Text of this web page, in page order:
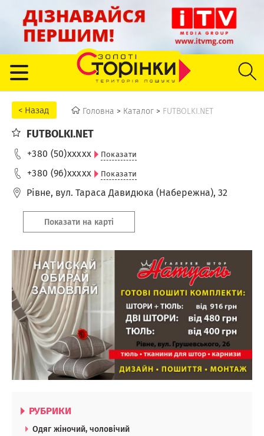
Головна > Каталог > FUTBOLKI.NET
FUTBOLKI.NET
+380 (50)xxxxx Показати
+380 (96)xxxxx Показати
Рівне, вул. Тараса Давидюка (Набережна), 32
Показати на карті
РУБРИКИ
Одяг жіночий, чоловічий